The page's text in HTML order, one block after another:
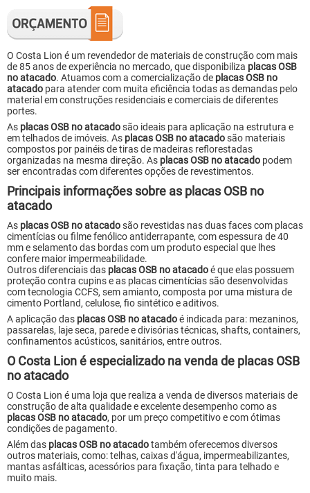
O Costa Lion é um revendedor de materiais de construção com mais
de 85 anos de experiência no mercado, que disponibiliza placas OSB
no atacado. Atuamos com a comercialização de placas OSB no
atacado para atender com muita eficiência todas as demandas pelo
material em construções residenciais e comerciais de diferentes
portes.
As placas OSB no atacadosão ideais para aplicação na estrutura e
em telhados de imóveis. As placas OSB no atacadosão materiais
compostos por painéis de tiras de madeiras reflorestadas
organizadas na mesma direção. As placas OSB no atacado podem
ser encontradas com diferentes opções de revestimentos.
Principais informações sobre as placas OSB no
atacado
As placas OSB no atacadosão revestidas nas duas faces com placas
cimentícias ou filme fenólico antiderrapante, com espessura de 40
mm e selamento das bordas com um produto especial que lhes
confere maior impermeabilidade.
Outros diferenciais das placas OSB no atacadoé que elas possuem
proteção contra cupins e as placas cimentícias são desenvolvidas
com tecnologia CCFS, sem amianto, composta por uma mistura de
cimento Portland, celulose, fio sintético e aditivos.
A aplicação das placas OSB no atacadoé indicada para: mezaninos,
passarelas, laje seca, parede e divisórias técnicas, shafts, containers,
confinamentos acústicos, sanitários, entre outros.
O Costa Lion é especializado na venda de placas OSB
no atacado
O Costa Lion é uma loja que realiza a venda de diversos materiais de
construção de alta qualidade e excelente desempenho como as
placas OSB no atacado, por um preço competitivo e com ótimas
condições de pagamento.
Além das placas OSB no atacadotambém oferecemos diversos
outros materiais, como: telhas, caixas d'água, impermeabilizantes,
mantas asfálticas, acessórios para fixação, tinta para telhado e
muito mais.